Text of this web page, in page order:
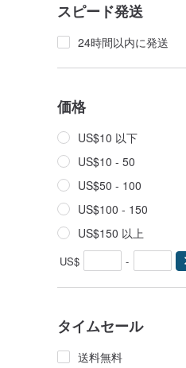
スピード発送
24時間以内に発送
価格
US$10 以下
US$10 - 50
US$50 - 100
US$100 - 150
US$150 以上
US$ -
タイムセール
送料無料